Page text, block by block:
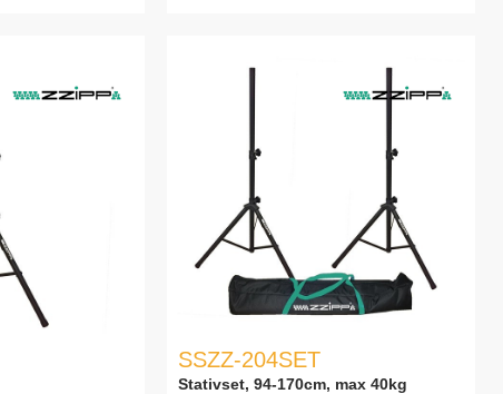
SSZZ-204SET
Stativset, 94-170cm, max 40kg